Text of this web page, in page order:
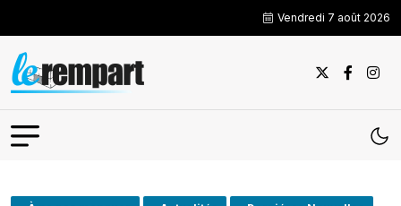
Vendredi 7 août 2026